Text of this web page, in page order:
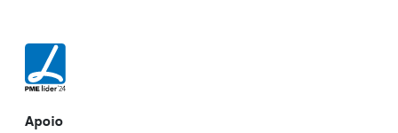
Apoio